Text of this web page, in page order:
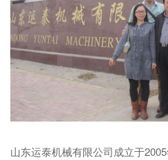
山东运泰机械有限公司成立于